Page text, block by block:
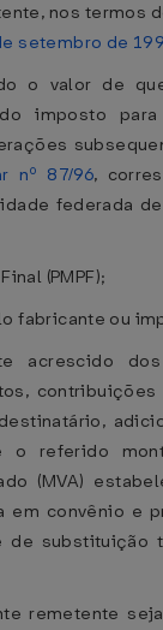
nos termos
setembro de
o valor de
imposto
nº 87/96,
federada
(PMPF);
fabricante ou
acrescido dos
o referido
(MVA)
em convênio e
de substituição
remetente